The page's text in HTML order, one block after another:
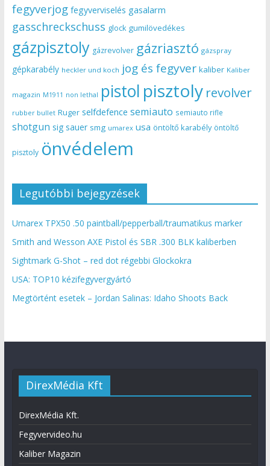
fegyverjog fegyverviselés gasalarm
gasschreckschuss glock gumilövedékes
gázpisztoly gázrevolver gázriasztó gázspray
gépkarabély heckler und koch jog és fegyver kaliber Kaliber
magazin M1911 non lethal pistol pisztoly revolver
rubber bullet Ruger selfdefence semiauto semiauto rifle
shotgun sig sauer smg umarex usa öntöltő karabély öntöltő
pisztoly önvédelem
Legutóbbi bejegyzések
Umarex TPX50 .50 paintball/pepperball/traumatikus marker
Smith and Wesson AXE Pistol és SBR .300 BLK kaliberben
Sightmark G-Shot – red dot régebbi Glockokra
USA: TOP10 kézifegyvergyártó
Megtörtént esetek – Jordan Salinas: Idaho Shoots Back
DirexMédia Kft
DirexMédia Kft.
Fegyvervideo.hu
Kaliber Magazin